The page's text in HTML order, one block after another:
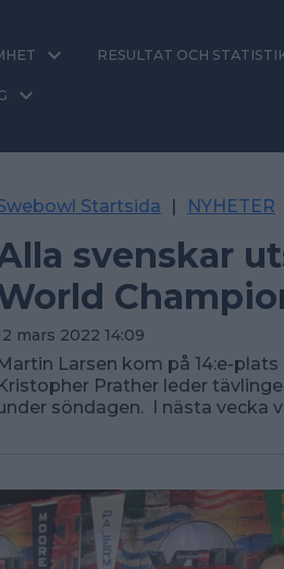
RESULTAT OCH
Startsida | NYHETER
svenskar
mars 2022 14:09
Larsen kom på 14:e-
Prather leder
söndagen. I nästa vecka